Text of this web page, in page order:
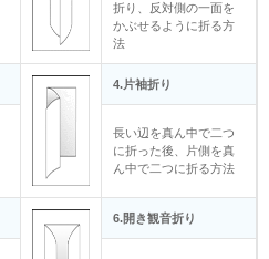
折り、反対側の一面を
かぶせるように折る方
法
4.片袖折り
長い辺を真ん中で二つ
に折った後、片側を真
ん中で二つに折る方法
6.開き観音折り